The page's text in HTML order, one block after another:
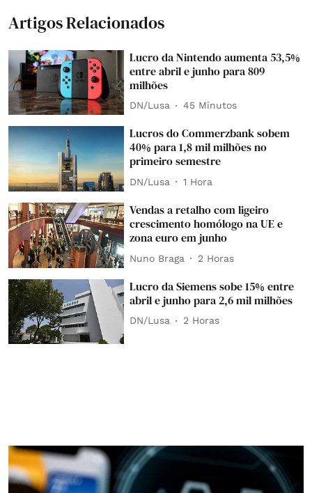
Artigos Relacionados
Lucro da Nintendo aumenta 53,5%
entre abril e junho para 809
milhões
DN/Lusa 45 Minutos
Lucros do Commerzbank sobem
40% para 1,8 mil milhões no
primeiro semestre
DN/Lusa 1 Hora
Vendas a retalho com ligeiro
crescimento homólogo na UE e
zona euro em junho
Nuno Braga 2 Horas
Lucro da Siemens sobe 15% entre
abril e junho para 2,6 mil milhões
DN/Lusa 2 Horas